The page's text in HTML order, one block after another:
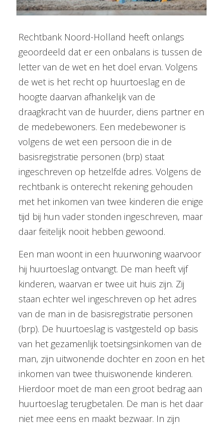
Rechtbank Noord-Holland heeft onlangs
geoordeeld dat er een onbalans is tussen de
letter van de wet en het doel ervan. Volgens
de wet is het recht op huurtoeslag en de
hoogte daarvan afhankelijk van de
draagkracht van de huurder, diens partner en
de medebewoners. Een medebewoner is
volgens de wet een persoon die in de
basisregistratie personen (brp) staat
ingeschreven op hetzelfde adres. Volgens de
rechtbank is onterecht rekening gehouden
met het inkomen van twee kinderen die enige
tijd bij hun vader stonden ingeschreven, maar
daar feitelijk nooit hebben gewoond.
Een man woont in een huurwoning waarvoor
hij huurtoeslag ontvangt. De man heeft vijf
kinderen, waarvan er twee uit huis zijn. Zij
staan echter wel ingeschreven op het adres
van de man in de basisregistratie personen
(brp). De huurtoeslag is vastgesteld op basis
van het gezamenlijk toetsingsinkomen van de
man, zijn uitwonende dochter en zoon en het
inkomen van twee thuiswonende kinderen.
Hierdoor moet de man een groot bedrag aan
huurtoeslag terugbetalen. De man is het daar
niet mee eens en maakt bezwaar. In zijn